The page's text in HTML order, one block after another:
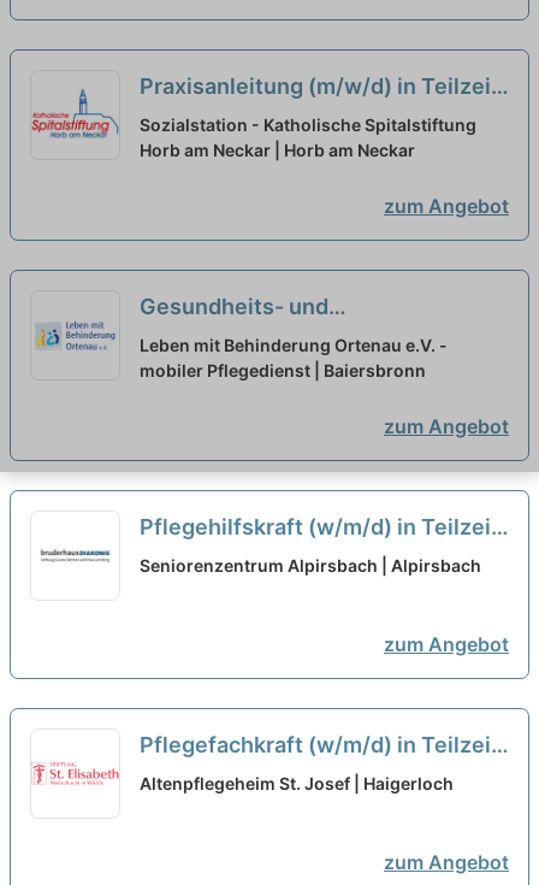
Praxisanleitung (m/w/d) in Teilzeit
(50-75%)- Bei einem verlässlichen
Arbeitgeber!
neu
Sozialstation - Katholische Spitalstiftung
Horb am Neckar | Horb am Neckar
zum Angebot
Gesundheits- und
Krankenpfleger:in (w/m/d) in
Teilzeit für eine Einzelbetreuung -
Leben mit Behinderung Ortenau e.V. -
mobiler Pflegedienst | Baiersbronn
zum Angebot
Pflegehilfskraft (w/m/d) in Teilzeit
(50%) - mitWIRken! neu
Seniorenzentrum Alpirsbach | Alpirsbach
zum Angebot
Pflegefachkraft (w/m/d) in Teilzeit
- Hier gehören Sie hin! neu
Altenpflegeheim St. Josef | Haigerloch
zum Angebot